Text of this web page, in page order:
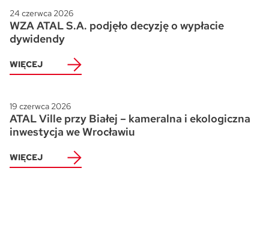
24 czerwca 2026
WZA ATAL S.A. podjęło decyzję o wypłacie
dywidendy
WIĘCEJ
19 czerwca 2026
ATAL Ville przy Białej – kameralna i ekologiczna
inwestycja we Wrocławiu
WIĘCEJ